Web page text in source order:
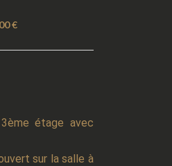
€
étage avec
sur la salle à